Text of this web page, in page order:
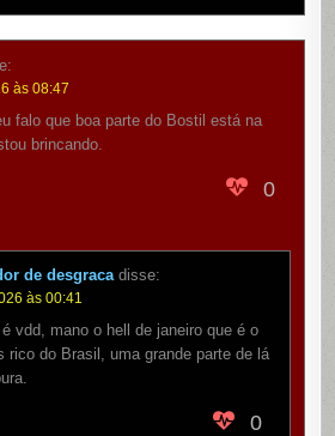
às 08:47
falo que boa parte do Bostil está na
brincando.
0
de desgraca disse:
às 00:41
vdd, mano o hell de janeiro que é o
rico do Brasil, uma grande parte de lá
0